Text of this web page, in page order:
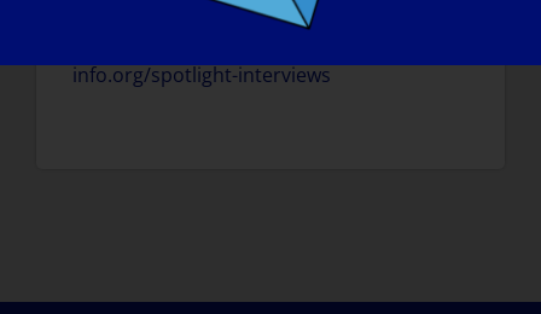
apresentado numa próxima entrevista,
info.org/spotlight-interviews